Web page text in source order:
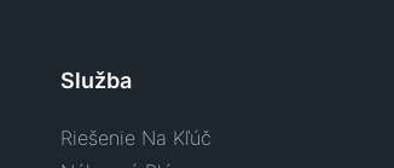
Služba
Riešenie Na Kľúč